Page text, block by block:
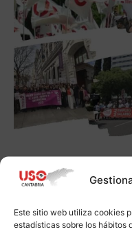
Este sitio web utiliza cookies
estadísticas sobre los hábitos